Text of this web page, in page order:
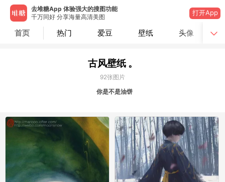
去堆糖App 体验强大的搜图功能
千万同好 分享海量高清美图
打开App
首页 热门 爱豆 壁纸 头像
古风壁纸 。
92张图片
你是不是油饼